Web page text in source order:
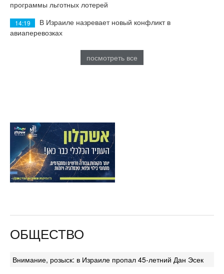
программы льготных лотерей
14:19
В Израиле назревает новый конфликт в
авиаперевозках
посмотреть все
ОБЩЕСТВО
Внимание, розыск: в Израиле пропал 45-летний Дан Эсек